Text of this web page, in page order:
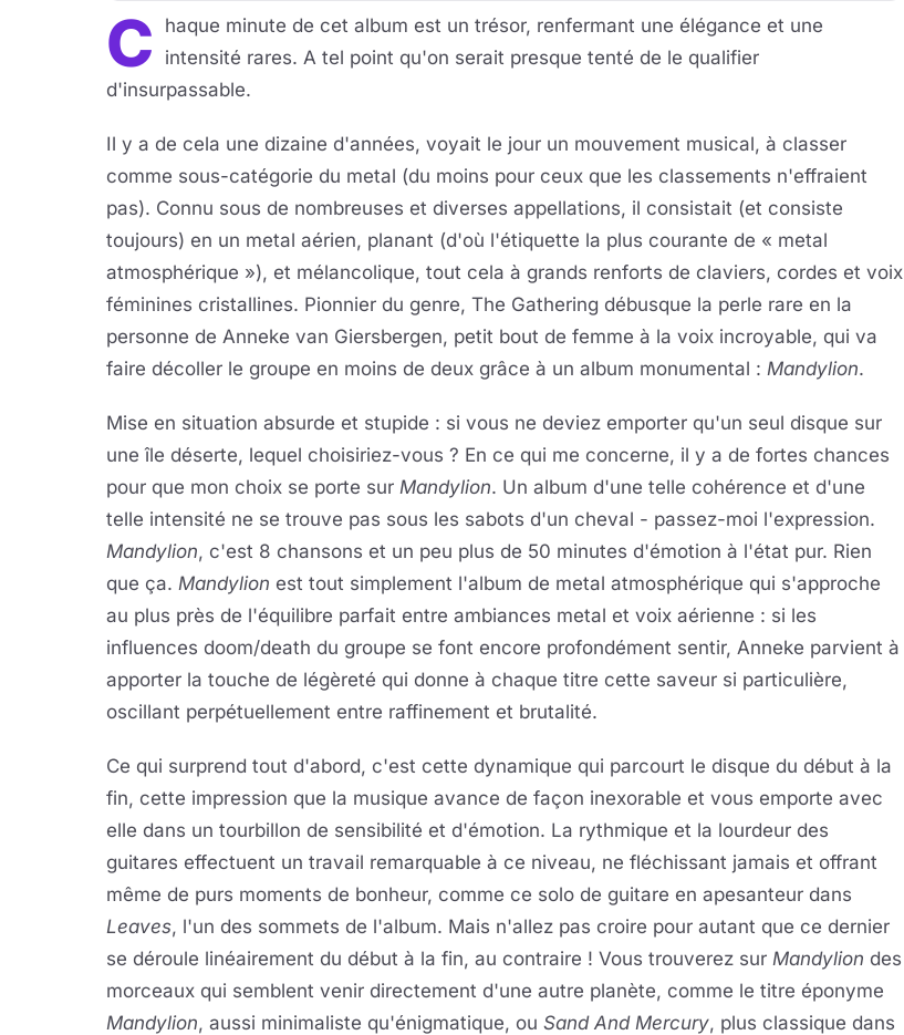
C
haque minute de cet album est un trésor, renfermant une élégance et une
intensité rares. A tel point qu'on serait presque tenté de le qualifier
d'insurpassable.
Il y a de cela une dizaine d'années, voyait le jour un mouvement musical, à classer
comme sous-catégorie du metal (du moins pour ceux que les classements n'effraient
pas). Connu sous de nombreuses et diverses appellations, il consistait (et consiste
toujours) en un metal aérien, planant (d'où l'étiquette la plus courante de « metal
atmosphérique »), et mélancolique, tout cela à grands renforts de claviers, cordes et voix
féminines cristallines. Pionnier du genre, The Gathering débusque la perle rare en la
personne de Anneke van Giersbergen, petit bout de femme à la voix incroyable, qui va
faire décoller le groupe en moins de deux grâce à un album monumental : Mandylion.
Mise en situation absurde et stupide : si vous ne deviez emporter qu'un seul disque sur
une île déserte, lequel choisiriez-vous ? En ce qui me concerne, il y a de fortes chances
pour que mon choix se porte sur Mandylion. Un album d'une telle cohérence et d'une
telle intensité ne se trouve pas sous les sabots d'un cheval - passez-moi l'expression.
Mandylion, c'est 8 chansons et un peu plus de 50 minutes d'émotion à l'état pur. Rien
que ça. Mandylion est tout simplement l'album de metal atmosphérique qui s'approche
au plus près de l'équilibre parfait entre ambiances metal et voix aérienne : si les
influences doom/death du groupe se font encore profondément sentir, Anneke parvient à
apporter la touche de légèreté qui donne à chaque titre cette saveur si particulière,
oscillant perpétuellement entre raffinement et brutalité.
Ce qui surprend tout d'abord, c'est cette dynamique qui parcourt le disque du début à la
fin, cette impression que la musique avance de façon inexorable et vous emporte avec
elle dans un tourbillon de sensibilité et d'émotion. La rythmique et la lourdeur des
guitares effectuent un travail remarquable à ce niveau, ne fléchissant jamais et offrant
même de purs moments de bonheur, comme ce solo de guitare en apesanteur dans
Leaves, l'un des sommets de l'album. Mais n'allez pas croire pour autant que ce dernier
se déroule linéairement du début à la fin, au contraire ! Vous trouverez sur Mandylion des
morceaux qui semblent venir directement d'une autre planète, comme le titre éponyme
Mandylion, aussi minimaliste qu'énigmatique, ou Sand And Mercury, plus classique dans